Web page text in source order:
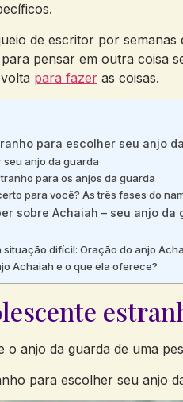
de escritor por
pensar em outra coisa
para fazer as coisas.
para escolher seu anjo
anjo da guarda
para os anjos da guarda
para você? As três fases do
sobre Achaiah – seu anjo da
situação difícil: Oração do anjo
Achaiah e o que ela oferece?
o anjo da guarda de uma
para escolher seu anjo